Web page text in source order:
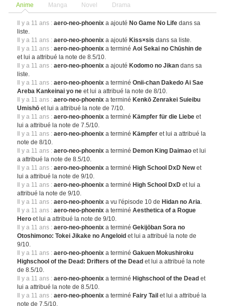
Anime Manga Novel Drama
Il y a 11 ans : aero-neo-phoenix a ajouté No Game No Life dans sa
liste.
Il y a 11 ans : aero-neo-phoenix a ajouté Kiss×sis dans sa liste.
Il y a 11 ans : aero-neo-phoenix a terminéAoi Sekai no Chūshin de
et lui a attribué la note de 8.5/10.
Il y a 11 ans : aero-neo-phoenix a ajouté Kodomo no Jikan dans sa
liste.
Il y a 11 ans : aero-neo-phoenix a terminéOnii-chan Dakedo Ai Sae
Areba Kankeinai yo ne et lui a attribué la note de 8/10.
Il y a 11 ans : aero-neo-phoenix a terminé Kenkō Zenrakei Suieibu
Umishō et lui a attribué la note de 7/10.
Il y a 11 ans : aero-neo-phoenix a terminé Kämpfer für die Liebe et
lui a attribué la note de 7.5/10.
Il y a 11 ans : aero-neo-phoenix a terminé Kämpfer et lui a attribué la
note de 8/10.
Il y a 11 ans : aero-neo-phoenix a terminé Demon King Daimaoet lui
a attribué la note de 8.5/10.
Il y a 11 ans : aero-neo-phoenix a terminé High School DxD Newet
lui a attribué la note de 9/10.
Il y a 11 ans : aero-neo-phoenix a terminé High School DxD et lui a
attribué la note de 9/10.
Il y a 11 ans : aero-neo-phoenix a vu l'épisode 10 de Hidan no Aria.
Il y a 11 ans : aero-neo-phoenix a terminéAesthetica of a Rogue
Heroet lui a attribué la note de 9/10.
Il y a 11 ans : aero-neo-phoenix a terminéGekijōban Sora no
Otoshimono: Tokei Jikake no Angeloid et lui a attribué la note de
9/10.
Il y a 11 ans : aero-neo-phoenix a terminéGakuen Mokushiroku
Highschool of the Dead: Drifters of the Dead et lui a attribué la note
de 8.5/10.
Il y a 11 ans : aero-neo-phoenix a terminé Highschool of the Dead et
lui a attribué la note de 8.5/10.
Il y a 11 ans : aero-neo-phoenix a terminé Fairy Tail et lui a attribué la
note de 7.5/10.